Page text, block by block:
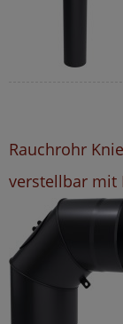
Rauchrohr
verstellbar mit